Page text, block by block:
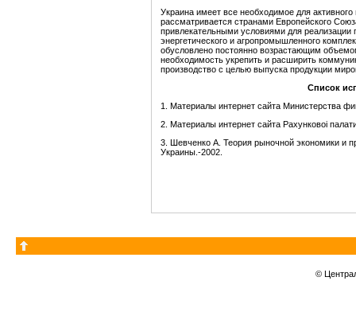
Украина имеет все необходимое для
рассматривается странами Европейского
привлекательными условиями для реализации
энергетического и агропромышленного
обусловлено постоянно возрастающим
необходимость укрепить и расширить
производство с целью выпуска продукции
Список
1. Материалы интернет сайта Министерства
2. Материалы интернет сайта Рахунковоi
3. Шевченко А. Теория рыночной экономики и
Украины.-2002.
©